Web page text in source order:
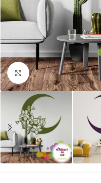
Kliknite za uvećanje